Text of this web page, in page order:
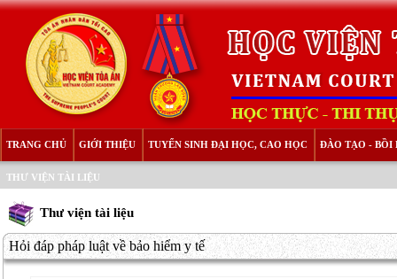
TRANG CHỦ GIỚI THIỆU TUYỂN SINH ĐẠI HỌC, CAO HỌC ĐÀO TẠO - BỒI
THƯ VIỆN TÀI LIỆU
Thư viện tài liệu
Hỏi đáp pháp luật về bảo hiểm y tế